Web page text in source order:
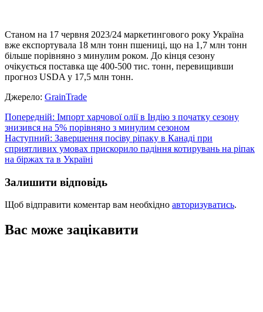
Станом на 17 червня 2023/24 маркетингового року Україна
вже експортувала 18 млн тонн пшениці, що на 1,7 млн тонн
більше порівняно з минулим роком. До кінця сезону
очікується поставка ще 400-500 тис. тонн, перевищивши
прогноз USDA у 17,5 млн тонн.
Джерело: GrainTrade
Навігація
записів
Попередній: Імпорт харчової олії в Індію з початку сезону
знизився на 5% порівняно з минулим сезоном
Наступний: Завершення посіву ріпаку в Канаді при
сприятливих умовах прискорило падіння котирувань на ріпак
на біржах та в Україні
Залишити відповідь
Щоб відправити коментар вам необхідно авторизуватись.
Вас може зацікавити